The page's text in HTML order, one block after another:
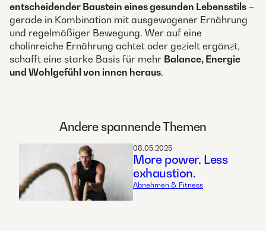
entscheidender Baustein eines gesunden Lebensstils –
gerade in Kombination mit ausgewogener Ernährung
und regelmäßiger Bewegung. Wer auf eine
cholinreiche Ernährung achtet oder gezielt ergänzt,
schafft eine starke Basis für mehr Balance, Energie
und Wohlgefühl von innen heraus.
Andere spannende Themen
08.05.2025
More power. Less
exhaustion.
Abnehmen & Fitness